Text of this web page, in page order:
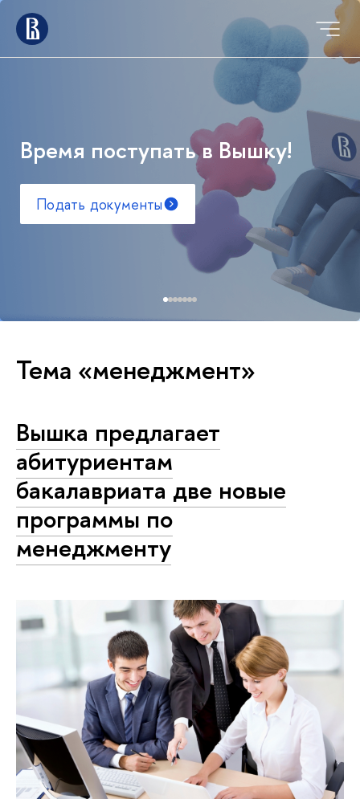
Время поступать в Вышку!
Подать документы
Тема «менеджмент»
Вышка предлагает
абитуриентам
бакалавриата две новые
программы по
менеджменту